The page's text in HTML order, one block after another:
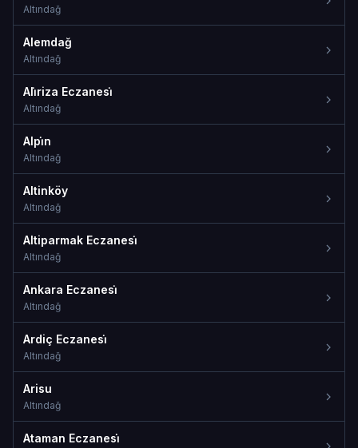
Altındağ
Alemdağ
Altındağ
Ali̇riza Eczanesi̇
Altındağ
Alpi̇n
Altındağ
Altinköy
Altındağ
Altiparmak Eczanesi̇
Altındağ
Ankara Eczanesi̇
Altındağ
Ardiç Eczanesi̇
Altındağ
Arisu
Altındağ
Ataman Eczanesi̇